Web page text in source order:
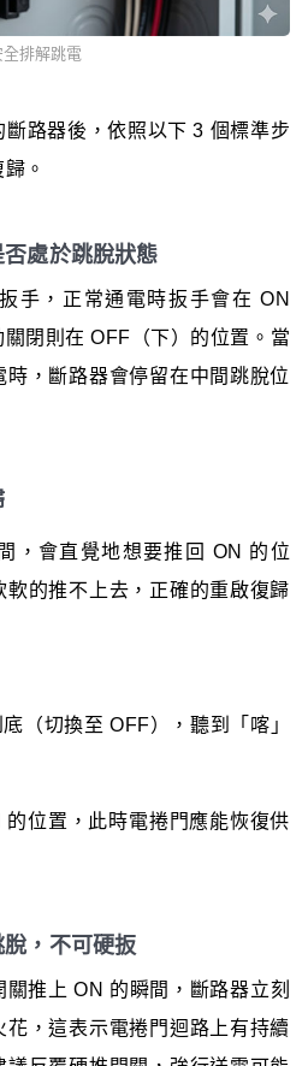
排解跳電
路器後，依照以下 3 個標準步
。
處於跳脫狀態
手，正常通電時扳手會在 ON
關閉則在 OFF（下）的位置。當
，斷路器會停留在中間跳脫位
，會直覺地想要推回 ON 的位
軟的推不上去，正確的重啟復歸
（切換至 OFF），聽到「喀」
位置，此時電捲門應能恢復供
，不可硬扳
推上 ON 的瞬間，斷路器立刻
，這表示電捲門迴路上有持續